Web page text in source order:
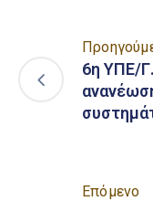
6η ΥΠΕ/
Επόμενο